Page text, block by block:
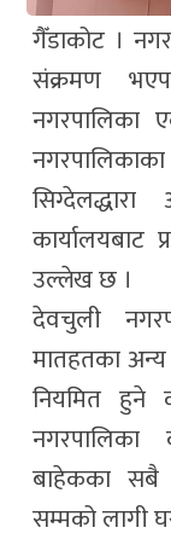
गैँडाकोट ।
संक्रमण
नगरपालिका
कार्यालयबाट
उल्लेख छ ।
देवचुली
मातहतका अन्य
नियमित हुने
नगरपालिका
बाहेकका सबै
सम्मको लागी